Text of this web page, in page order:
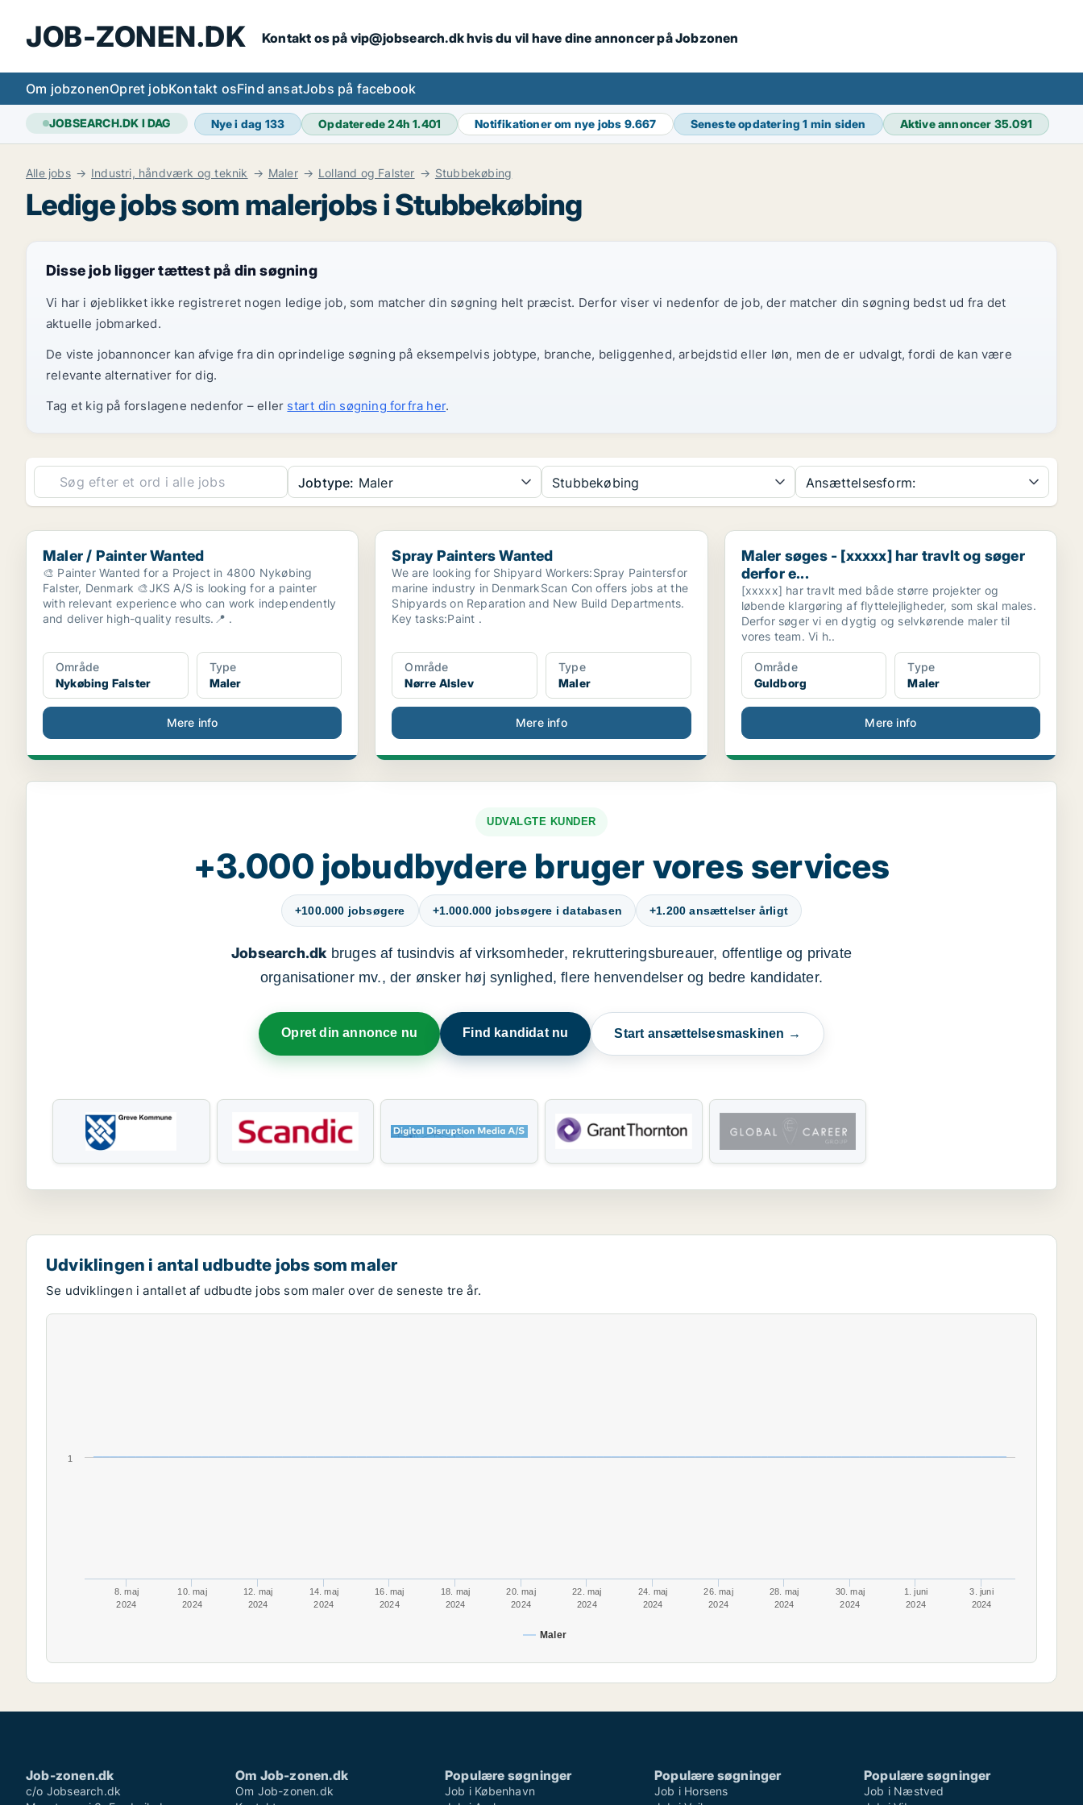
JOB-ZONEN.DK Kontakt os på vip@jobsearch.dk hvis du vil have dine annoncer på Jobzonen
Om jobzonenOpret jobKontakt osFind ansatJobs på facebook
JOBSEARCH.DK I DAG Nye i dag 133 Opdaterede 24h1.401 Notifikationer om nye jobs 9.667 Seneste opdatering1 min siden Aktive annoncer 35.091
Alle jobs Industri, håndværk og teknik Maler Lolland og Falster Stubbekøbing
Ledige jobs som malerjobs i Stubbekøbing
Disse job ligger tættest på din søgning
Vi har i øjeblikket ikke registreret nogen ledige job, som matcher din søgning helt præcist. Derfor viser vi nedenfor de job, der matcher din søgning bedst ud fra det
aktuelle jobmarked.
De viste jobannoncer kan afvige fra din oprindelige søgning på eksempelvis jobtype, branche, beliggenhed, arbejdstid eller løn, men de er udvalgt, fordi de kan være
relevante alternativer for dig.
Tag et kig på forslagene nedenfor – eller start din søgning forfra her.
Jobtype: Maler Stubbekøbing Ansættelsesform:
Maler / Painter Wanted
Maler / Painter Wanted
🎨 Painter Wanted for a Project in 4800 Nykøbing
Falster, Denmark 🎨JKS A/S is looking for a painter
with relevant experience who can work independently
and deliver high-quality results.📍 .
Område
Nykøbing Falster
Type
Maler
Mere info
Spray Painters Wanted
Spray Painters Wanted
We are looking for Shipyard Workers:Spray Paintersfor
marine industry in DenmarkScan Con offers jobs at the
Shipyards on Reparation and New Build Departments.
Key tasks:Paint .
Område
Nørre Alslev
Type
Maler
Mere info
Maler søges - [xxxxx] har travlt og søger derfor e...
Maler søges - [xxxxx] har travlt og søger
derfor e...
[xxxxx] har travlt med både større projekter og
løbende klargøring af flyttelejligheder, som skal males.
Derfor søger vi en dygtig og selvkørende maler til
vores team. Vi h..
Område
Guldborg
Type
Maler
Mere info
UDVALGTE KUNDER
+3.000 jobudbydere bruger vores services
+100.000 jobsøgere +1.000.000 jobsøgere i databasen +1.200 ansættelser årligt
Jobsearch.dkbruges af tusindvis af virksomheder, rekrutteringsbureauer, offentlige og private
organisationer mv., der ønsker høj synlighed, flere henvendelser og bedre kandidater.
Opret din annonce nu Find kandidat nu Start ansættelsesmaskinen →
Udviklingen i antal udbudte jobs som maler
Se udviklingen i antallet af udbudte jobs som maler over de seneste tre år.
Maler
8. maj
2024
10. maj
2024
12. maj
2024
14. maj
2024
16. maj
2024
18. maj
2024
20. maj
2024
22. maj
2024
24. maj
2024
26. maj
2024
28. maj
2024
30. maj
2024
1. juni
2024
3. juni
2024
1
Job-zonen.dk
c/o Jobsearch.dk
Om Job-zonen.dk
Om Job-zonen.dk
Populære søgninger
Job i København
Populære søgninger
Job i Horsens
Populære søgninger
Job i Næstved